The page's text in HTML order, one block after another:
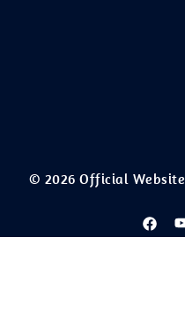
© 2026 Official Website